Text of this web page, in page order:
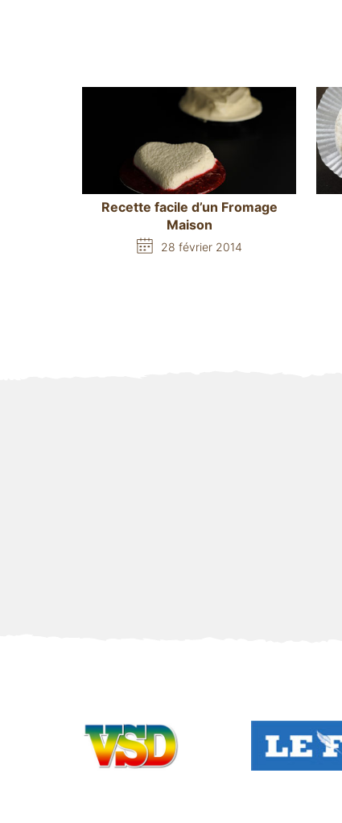
Recette facile d’un Fromage
Maison
28 février 2014